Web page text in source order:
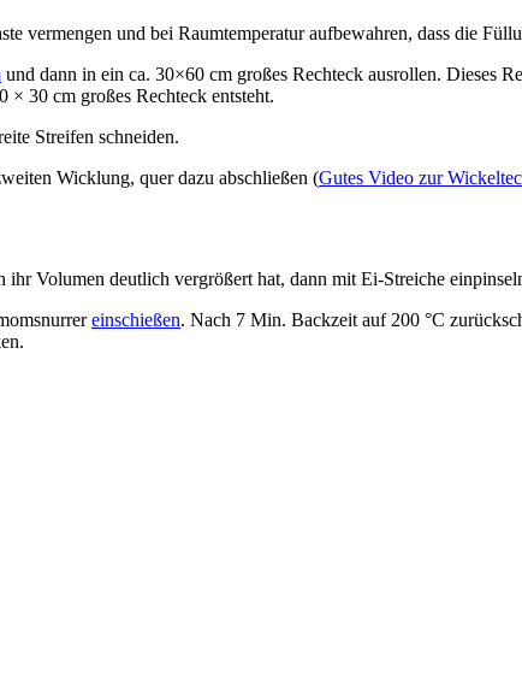
vermengen und bei Raumtemperatur aufbewahren, dass die
und dann in ein ca. 30×60 cm großes Rechteck ausrollen. Dieses
× 30 cm großes Rechteck entsteht.
Streifen schneiden.
Wicklung, quer dazu abschließen (Gutes Video zur
Volumen deutlich vergrößert hat, dann mit Ei-Streiche
einschießen. Nach 7 Min. Backzeit auf 200 °C